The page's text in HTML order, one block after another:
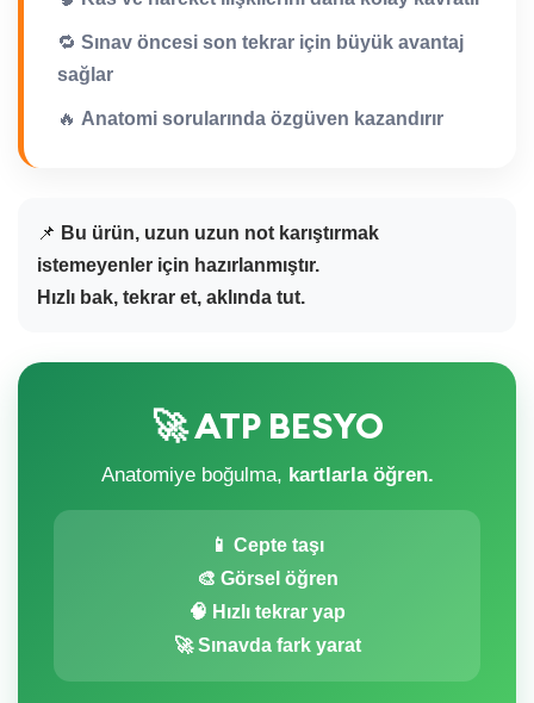
🔁 Sınav öncesi son tekrar için büyük avantaj
sağlar
🔥 Anatomi sorularında özgüven kazandırır
📌 Bu ürün, uzun uzun not karıştırmak
istemeyenler için hazırlanmıştır.
Hızlı bak, tekrar et, aklında tut.
🚀 ATP BESYO
Anatomiye boğulma, kartlarla öğren.
📱 Cepte taşı
🎨 Görsel öğren
🧠 Hızlı tekrar yap
🚀 Sınavda fark yarat